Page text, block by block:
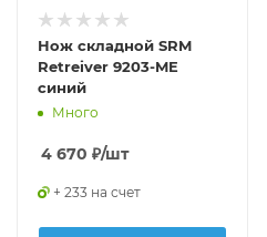
Нож складной SRM
Retreiver 9203-ME
синий
Много
4 670 ₽/шт
+ 233 на счет